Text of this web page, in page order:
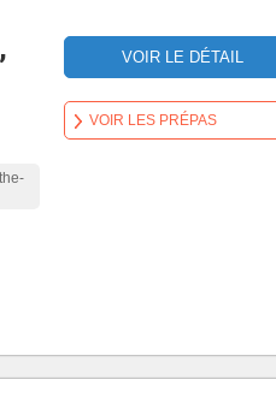
VOIR LE DÉTAIL
VOIR LES PRÉPAS